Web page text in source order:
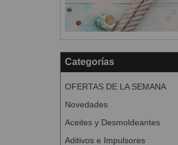
Categorías
OFERTAS DE LA SEMANA
Novedades
Aceites y Desmoldeantes
Aditivos e Impulsores